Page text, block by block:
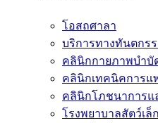
โอสถศาลา
บริการทางทันตกร
คลินิกกายภาพบำบั
คลินิกเทคนิคการแ
คลินิกโภชนาการแ
โรงพยาบาลสัตว์เล็